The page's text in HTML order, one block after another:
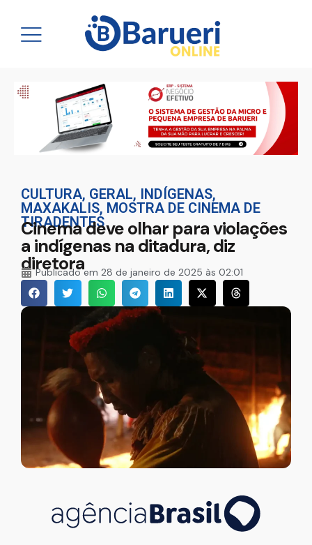
CULTURA, GERAL, INDÍGENAS,
MAXAKALIS, MOSTRA DE CINEMA DE
TIRADENTES
Cinema deve olhar para violações
a indígenas na ditadura, diz
diretora
Publicado em 28 de janeiro de 2025 às 02:01